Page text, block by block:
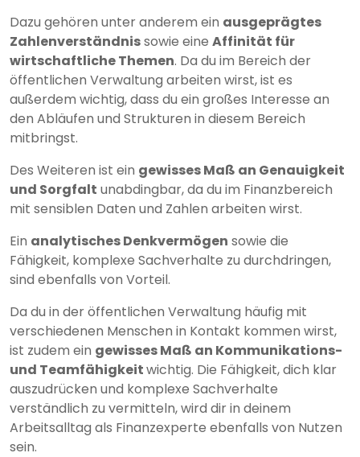
Dazu gehören unter anderem ein ausgeprägtes
Zahlenverständnissowie eine Affinität für
wirtschaftliche Themen. Da du im Bereich der
öffentlichen Verwaltung arbeiten wirst, ist es
außerdem wichtig, dass du ein großes Interesse an
den Abläufen und Strukturen in diesem Bereich
mitbringst.
Des Weiteren ist ein gewisses Maß an Genauigkeit
und Sorgfalt unabdingbar, da du im Finanzbereich
mit sensiblen Daten und Zahlen arbeiten wirst.
Ein analytisches Denkvermögen sowie die
Fähigkeit, komplexe Sachverhalte zu durchdringen,
sind ebenfalls von Vorteil.
Da du in der öffentlichen Verwaltung häufig mit
verschiedenen Menschen in Kontakt kommen wirst,
ist zudem ein gewisses Maß an Kommunikations-
und Teamfähigkeitwichtig. Die Fähigkeit, dich klar
auszudrücken und komplexe Sachverhalte
verständlich zu vermitteln, wird dir in deinem
Arbeitsalltag als Finanzexperte ebenfalls von Nutzen
sein.